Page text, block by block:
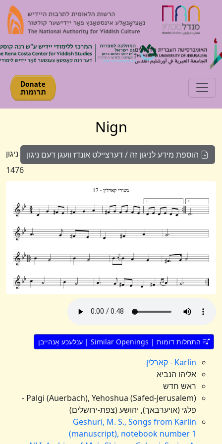
Toggle navigation
Nign
הוספת מידע לניגון זה / דערציילט אונדז וועגן דעם ניגון ניגון
1476
התחלות דומות | Similar Openings | ענלעכע אָנהייבן
Karlin - קארלין
אליהו הנביא
ראש חדש
Palgi (Auerbach), Yehoshua (Safed-Jerusalem) -
פלגי (אויערבאך), יהושע (צפת-ירושלים)
Geshuri, M. S., Songs from Karlin
(manuscript), notebook number 1